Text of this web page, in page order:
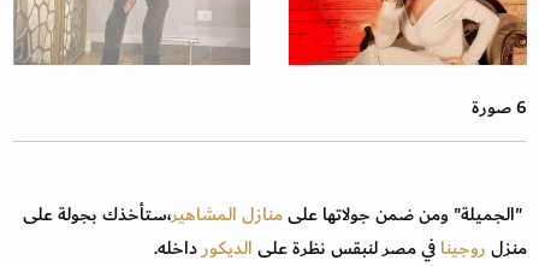
6 صورة
"الجميلة" ومن ضمن جولاتها علىمنازل المشاهير،ستأخذك بجولة على
منزلروجينافي مصر لنبقس نظرة علىالديكورداخله.